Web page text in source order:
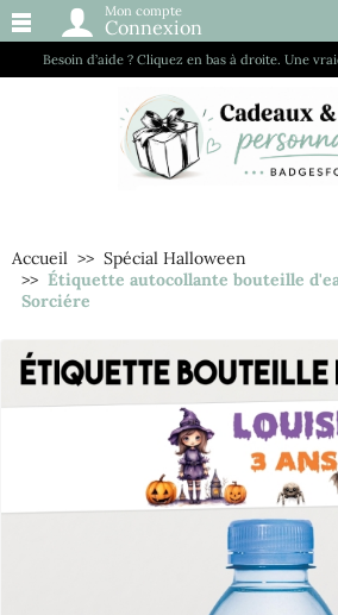
Besoin d’aide ? Cliquez en bas à droite. Une
Mon compte
Connexion
Accueil
Spécial Halloween
Étiquette autocollante bouteille
Sorciére